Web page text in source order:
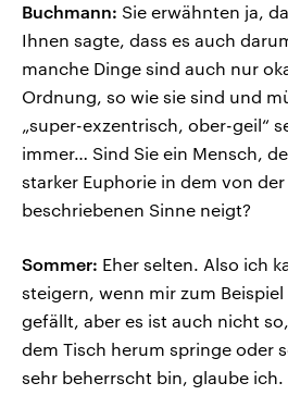
Buchmann: Sie erwähnten ja,
Ihnen sagte, dass es auch
manche Dinge sind auch nur
Ordnung, so wie sie sind und
„super-exzentrisch, ober-geil“
immer… Sind Sie ein Mensch,
starker Euphorie in dem von
beschriebenen Sinne neigt?
Sommer: Eher selten. Also ich
steigern, wenn mir zum
gefällt, aber es ist auch nicht
dem Tisch herum springe oder
sehr beherrscht bin, glaube ich.